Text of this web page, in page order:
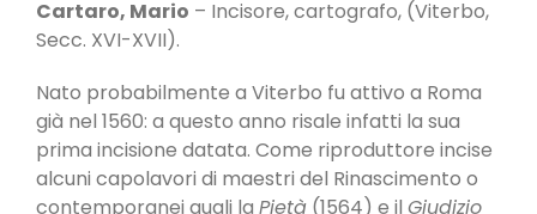
Cartaro, Mario – Incisore, cartografo, (Viterbo,
Secc. XVI-XVII).
Nato probabilmente a Viterbo fu attivo a Roma
già nel 1560: a questo anno risale infatti la sua
prima incisione datata. Come riproduttore incise
alcuni capolavori di maestri del Rinascimento o
contemporanei quali la Pietà (1564) e il Giudizio